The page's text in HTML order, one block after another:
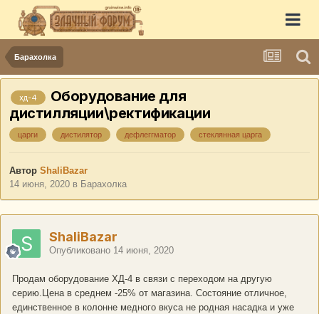
Барахолка
хд-4
Оборудование для
дистилляции\ректификации
царги дистилятор дефлеггматор стеклянная царга
Автор ShaliBazar
14 июня, 2020 в Барахолка
ShaliBazar
Опубликовано 14 июня, 2020
Продам оборудование ХД-4 в связи с переходом на другую
серию.Цена в среднем -25% от магазина. Состояние отличное,
единственное в колонне медного вкуса не родная насадка и уже